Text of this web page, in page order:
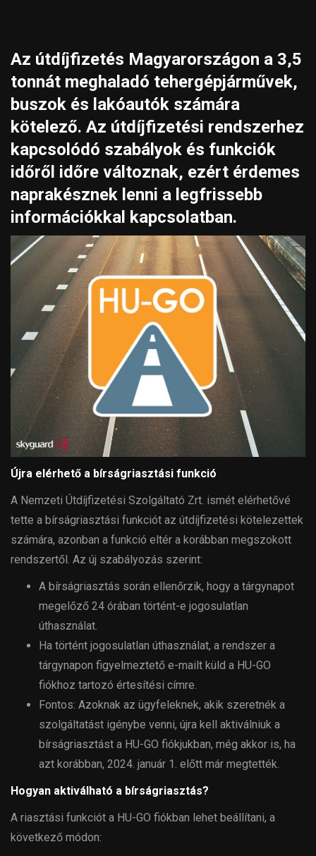
Az útdíjfizetés Magyarországon a 3,5
tonnát meghaladó tehergépjárművek,
buszok és lakóautók számára
kötelező. Az útdíjfizetési rendszerhez
kapcsolódó szabályok és funkciók
időről időre változnak, ezért érdemes
naprakésznek lenni a legfrissebb
információkkal kapcsolatban.
Újra elérhető a bírságriasztási funkció
A Nemzeti Útdíjfizetési Szolgáltató Zrt. ismét elérhetővé
tette a bírságriasztási funkciót az útdíjfizetési kötelezettek
számára, azonban a funkció eltér a korábban megszokott
rendszertől. Az új szabályozás szerint:
A bírságriasztás során ellenőrzik, hogy a tárgynapot
megelőző 24 órában történt-e jogosulatlan
úthasználat.
Ha történt jogosulatlan úthasználat, a rendszer a
tárgynapon figyelmeztető e-mailt küld a HU-GO
fiókhoz tartozó értesítési címre.
Fontos: Azoknak az ügyfeleknek, akik szeretnék a
szolgáltatást igénybe venni, újra kell aktiválniuk a
bírságriasztást a HU-GO fiókjukban, még akkor is, ha
azt korábban, 2024. január 1. előtt már megtették.
Hogyan aktiválható a bírságriasztás?
A riasztási funkciót a HU-GO fiókban lehet beállítani, a
következő módon: